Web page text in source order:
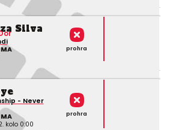
Silva
prohra
- Never
kolo 0:00
prohra